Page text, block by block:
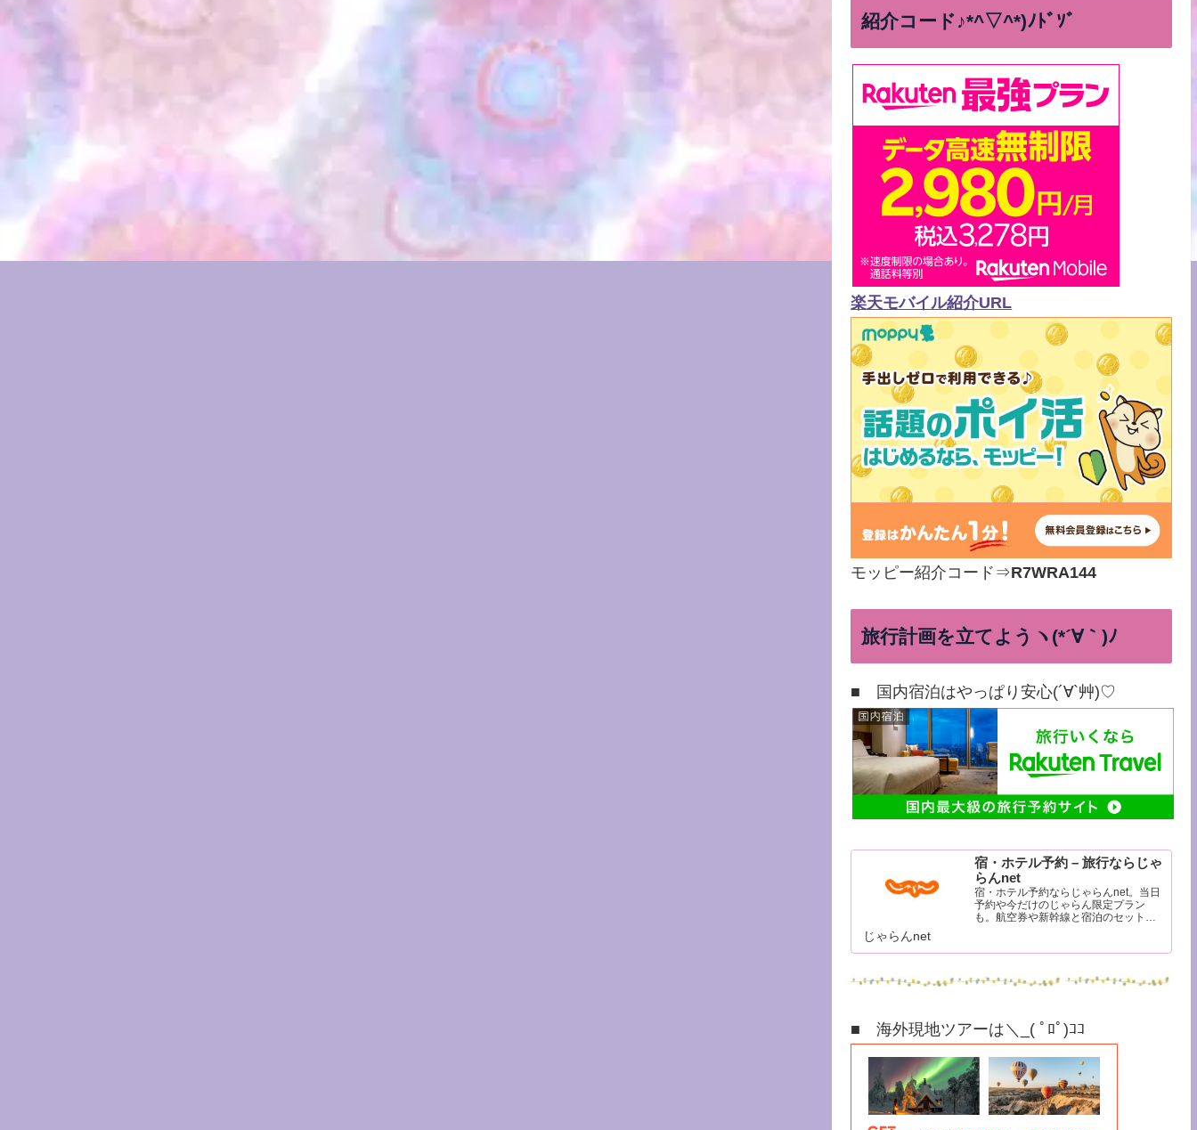
紹介コード♪*^▽^*)ﾉﾄﾞｿﾞ
楽天モバイル紹介URL
モッピー紹介コード⇒R7WRA144
旅行計画を立てようヽ(*´∀｀)ﾉ
■ 国内宿泊はやっぱり安心(´∀`艸)♡
宿・ホテル予約 – 旅行ならじゃ
らんnet
宿・ホテル予約ならじゃらんnet。当日
予約や今だけのじゃらん限定プラン
も。航空券や新幹線と宿泊のセットで
せて簡単検索。豊富な観光情報と口コ
じゃらんnet
■ 海外現地ツアーは＼_( ﾟﾛﾟ)ｺｺ